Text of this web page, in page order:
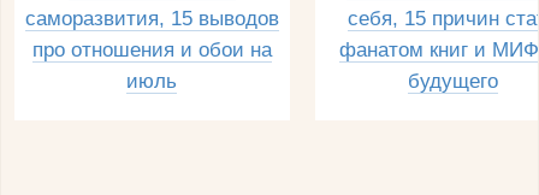
саморазвития, 15 выводов
про отношения и обои на
июль
себя, 15 причин
фанатом книг и
будущего